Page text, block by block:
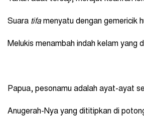
Suara tifamenyatu dengan gemericik
Melukis menambah indah kelam yang
Papua, pesonamu adalah ayat-ayat
Anugerah-Nya yang dititipkan di